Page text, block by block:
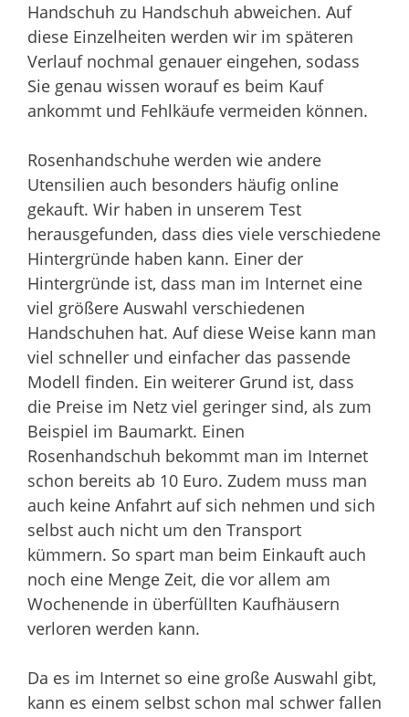
Handschuh zu Handschuh abweichen. Auf
diese Einzelheiten werden wir im späteren
Verlauf nochmal genauer eingehen, sodass
Sie genau wissen worauf es beim Kauf
ankommt und Fehlkäufe vermeiden können.
Rosenhandschuhe werden wie andere
Utensilien auch besonders häufig online
gekauft. Wir haben in unserem Test
herausgefunden, dass dies viele verschiedene
Hintergründe haben kann. Einer der
Hintergründe ist, dass man im Internet eine
viel größere Auswahl verschiedenen
Handschuhen hat. Auf diese Weise kann man
viel schneller und einfacher das passende
Modell finden. Ein weiterer Grund ist, dass
die Preise im Netz viel geringer sind, als zum
Beispiel im Baumarkt. Einen
Rosenhandschuh bekommt man im Internet
schon bereits ab 10 Euro. Zudem muss man
auch keine Anfahrt auf sich nehmen und sich
selbst auch nicht um den Transport
kümmern. So spart man beim Einkauft auch
noch eine Menge Zeit, die vor allem am
Wochenende in überfüllten Kaufhäusern
verloren werden kann.
Da es im Internet so eine große Auswahl gibt,
kann es einem selbst schon mal schwer fallen